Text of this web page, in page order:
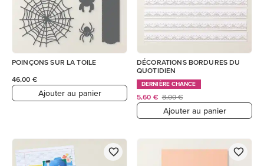
POINÇONS SUR LA TOILE
46,00 €
Ajouter au panier
DÉCORATIONS BORDURES DU
QUOTIDIEN
DERNIÈRE CHANCE
5,60 € 8,00 €
Ajouter au panier